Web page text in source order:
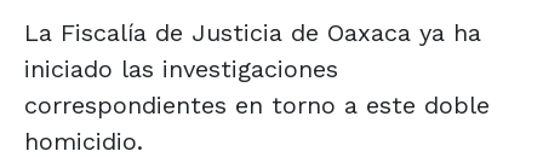
La Fiscalía de Justicia de Oaxaca ya ha
iniciado las investigaciones
correspondientes en torno a este doble
homicidio.